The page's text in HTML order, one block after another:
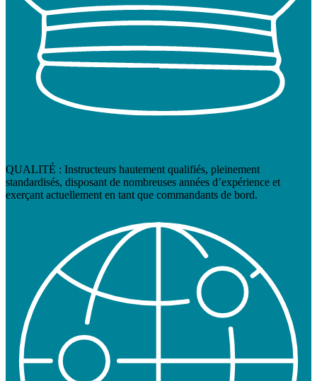
QUALITÉ : Instructeurs hautement qualifiés, pleinement
standardisés, disposant de nombreuses années d’expérience et
exerçant actuellement en tant que commandants de bord.